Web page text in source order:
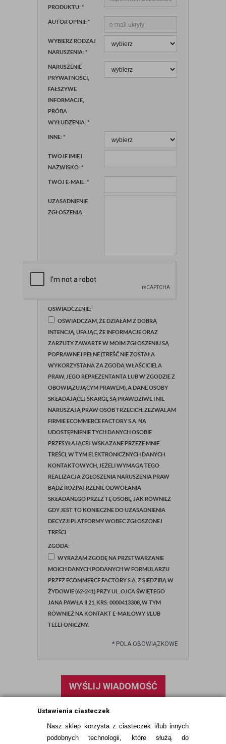
Ustawienia ciasteczek
Nasz sklep korzysta z ciasteczek i/lub innych
podobnych technologii, które służą do
PRODUKTU: *
AUTOR OPINII: *
WYBIERZ RODZAJ
NARUSZENIA: *
NARUSZENIE
PRYWATNOŚCI,
FAŁSZYWE
INFORMACJE,
PRÓBA
WYŁUDZENIA: *
INNE: *
TWOJE IMIĘ I
NAZWISKO: *
TWÓJ E-MAIL: *
UZASADNIENIE
ZGŁOSZENIA:
OŚWIADCZENIE:
OŚWIADCZAM, ŻE DZIAŁAM Z DOBRĄ
INTENCJĄ, UFAJĄC, ŻE INFORMACJE ORAZ
ZARZUTY ZAWARTE W MOIM ZGŁOSZENIU SĄ
POPRAWNE I PEŁNE (TREŚĆ NIE ZOSTAŁA
WYKORZYSTANA ZA ZGODĄ WŁAŚCICIELA
PRAW, JEGO REPREZENTANTA LUB W ZGODZIE Z
OBOWIĄZUJĄCYM PRAWEM), A DANE OSOBY
SKŁADAJĄCEJ SKARGĘ SĄ PRAWDZIWE I NIE
NARUSZAJĄ PRAW OSÓB TRZECICH. ZEZWALAM
FIRMIE ECOMMERCE FACTORY S.A. NA
UDOSTĘPNIENIE TYCH DANYCH OSOBIE
PRZESYŁAJĄCEJ WSKAZANE PRZEZE MNIE
TREŚCI, W TYM ELEKTRONICZNYCH DANYCH
KONTAKTOWYCH, JEŻELI WYMAGA TEGO
REALIZACJA ZGŁOSZENIA NARUSZENIA PRAW
BĄDŹ ROZPATRZENIE ODWOŁANIA
SKŁADANEGO PRZEZ TĘ OSOBĘ, JAK RÓWNIEŻ
GDY JEST TO KONIECZNE DO UZASADNIENIA
DECYZJI PLATFORMY WOBEC ZGŁOSZONEJ
TREŚCI.
ZGODA:
WYRAŻAM ZGODĘ NA PRZETWARZANIE
MOICH DANYCH PODANYCH W FORMULARZU
PRZEZ ECOMMERCE FACTORY S.A. Z SIEDZIBĄ W
ŻYDOWIE (62-241) PRZY UL. OJCA ŚWIĘTEGO
JANA PAWŁA II 21, KRS: 0000413308, W TYM
RÓWNIEŻ NA KONTAKT E-MAILOWY I/LUB
TELEFONICZNY.
* POLA OBOWIĄZKOWE
WYŚLIJ WIADOMOŚĆ